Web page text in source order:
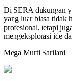
Di SERA dukungan
yang luar biasa tidak
profesional, tetapi
mengeksplorasi ide
Mega Murti Sarilani